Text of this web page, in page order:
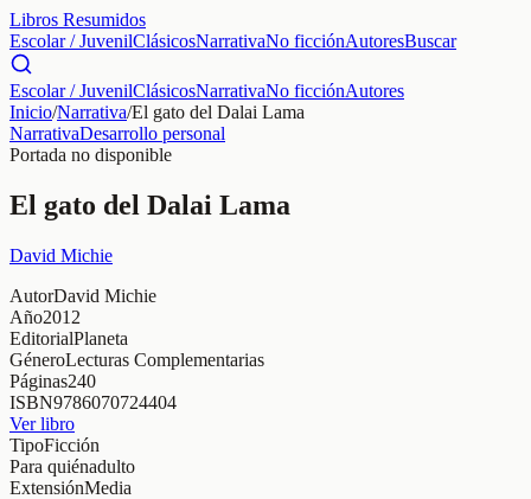
Libros Resumidos
Escolar / JuvenilClásicosNarrativaNo ficciónAutoresBuscar
Escolar / JuvenilClásicosNarrativaNo ficciónAutores
Inicio/Narrativa/El gato del Dalai Lama
NarrativaDesarrollo personal
Portada no disponible
El gato del Dalai Lama
David Michie
AutorDavid Michie
Año2012
EditorialPlaneta
GéneroLecturas Complementarias
Páginas240
ISBN9786070724404
Ver libro
TipoFicción
Para quiénadulto
ExtensiónMedia